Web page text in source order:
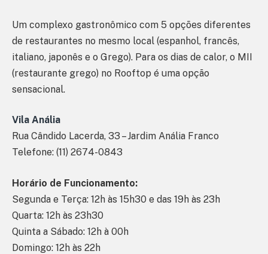
Um complexo gastronômico com 5 opções diferentes
de restaurantes no mesmo local (espanhol, francês,
italiano, japonês e o Grego). Para os dias de calor, o MII
(restaurante grego) no Rooftop é uma opção
sensacional.
Vila Anália
Rua Cândido Lacerda, 33 – Jardim Anália Franco
Telefone: (11) 2674-0843
Horário de Funcionamento:
Segunda e Terça: 12h às 15h30 e das 19h às 23h
Quarta: 12h às 23h30
Quinta a Sábado: 12h à 00h
Domingo: 12h às 22h